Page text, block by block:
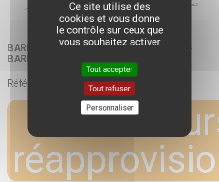
BARRE COURTE MUSCULATION 130 CM -
BARRE OLYMPIQUE D'ENTRAINEMENT
Référence : SV1664
En
Ce site utilise des
cookies et vous donne
le contrôle sur ceux que
vous souhaitez activer
Tout accepter
Tout refuser
Personnaliser